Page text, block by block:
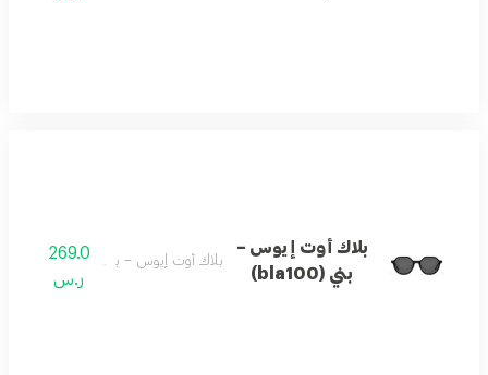
بلاك أوت إيوس –
بني (bla100)
بلاك أوت إيوس – بني (bla100)
269.0
ر.س